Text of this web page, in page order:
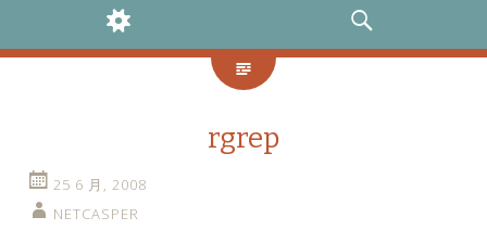
WIDGETS
SEARCH
rgrep
25 6 月, 2008
NETCASPER